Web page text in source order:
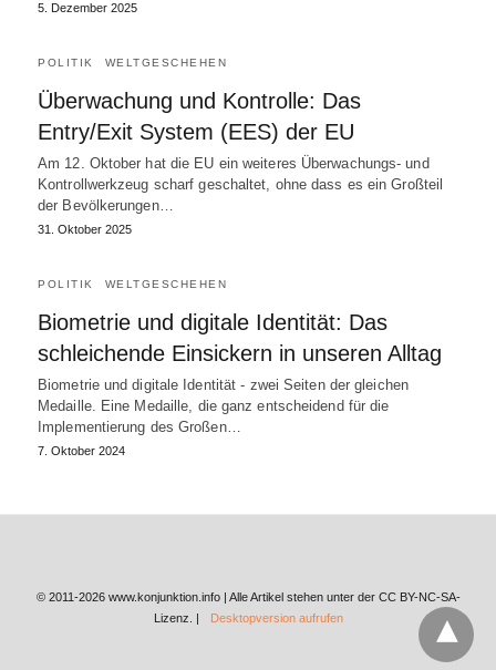
5. Dezember 2025
POLITIK WELTGESCHEHEN
Überwachung und Kontrolle: Das
Entry/Exit System (EES) der EU
Am 12. Oktober hat die EU ein weiteres Überwachungs- und
Kontrollwerkzeug scharf geschaltet, ohne dass es ein Großteil
der Bevölkerungen…
31. Oktober 2025
POLITIK WELTGESCHEHEN
Biometrie und digitale Identität: Das
schleichende Einsickern in unseren Alltag
Biometrie und digitale Identität - zwei Seiten der gleichen
Medaille. Eine Medaille, die ganz entscheidend für die
Implementierung des Großen…
7. Oktober 2024
© 2011-2026 www.konjunktion.info | Alle Artikel stehen unter der CC BY-NC-SA-
Lizenz. |
Desktopversion aufrufen